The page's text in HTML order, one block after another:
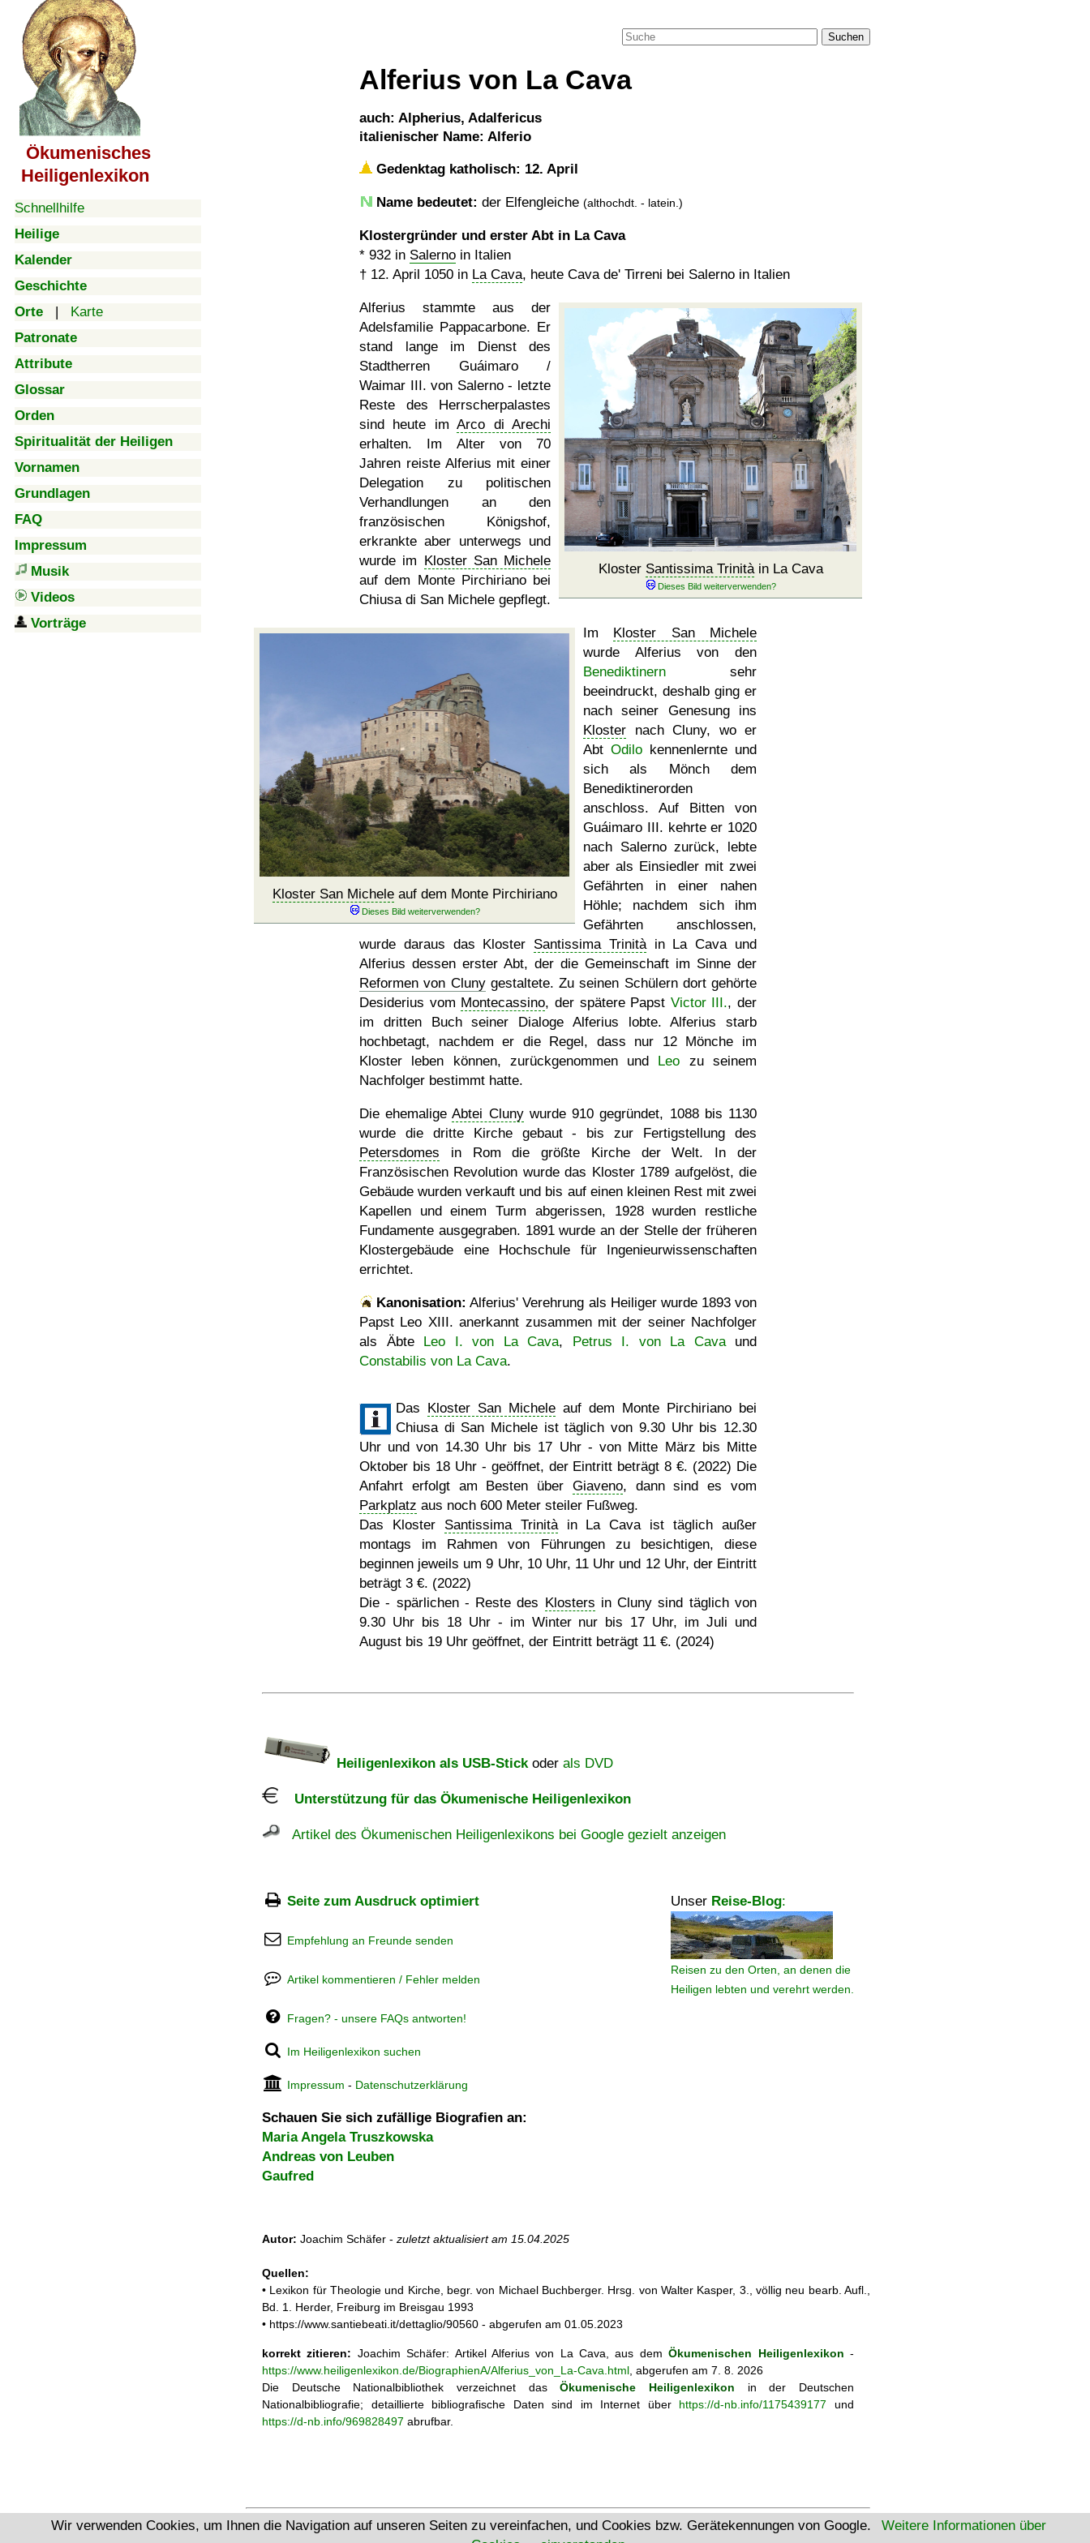
Ökumenisches
Heiligenlexikon
Schnellhilfe
Heilige
Kalender
Geschichte
Orte | Karte
Patronate
Attribute
Glossar
Orden
Spiritualität der Heiligen
Vornamen
Grundlagen
FAQ
Impressum
Musik
Videos
Vorträge
Suchen
Alferius von La Cava
auch: Alpherius, Adalfericus
italienischer Name: Alferio
Gedenktag katholisch: 12. April
Name bedeutet: der Elfengleiche (althochdt. - latein.)
Klostergründer und erster Abt in La Cava
* 932 in Salerno in Italien
† 12. April 1050 in La Cava, heute Cava de' Tirreni bei Salerno in Italien
Kloster Santissima Trinitàin La Cava
Alferius stammte aus der
Adelsfamilie Pappacarbone. Er
stand lange im Dienst des
Stadtherren Guáimaro /
Waimar III. von Salerno - letzte
Reste des Herrscherpalastes
sind heute imArco di Arechi
erhalten. Im Alter von 70
Jahren reiste Alferius mit einer
Delegation zu politischen
Verhandlungen an den
französischen Königshof,
erkrankte aber unterwegs und
wurde im Kloster San Michele
auf dem Monte Pirchiriano bei
Chiusa di San Michele gepflegt.
Kloster San Micheleauf dem Monte Pirchiriano
Im Kloster San Michele
wurde Alferius von den
Benediktinern sehr
beeindruckt, deshalb ging er
nach seiner Genesung ins
Kloster nach Cluny, wo er
Abt Odilo kennenlernte und
sich als Mönch dem
Benediktinerorden
anschloss. Auf Bitten von
Guáimaro III. kehrte er 1020
nach Salerno zurück, lebte
aber als Einsiedler mit zwei
Gefährten in einer nahen
Höhle; nachdem sich ihm
Gefährten anschlossen,
wurde daraus das Kloster Santissima Trinitàin La Cava und
Alferius dessen erster Abt, der die Gemeinschaft im Sinne der
Reformen von Clunygestaltete. Zu seinen Schülern dort gehörte
Desiderius vom Montecassino, der spätere Papst Victor III., der
im dritten Buch seiner Dialoge Alferius lobte. Alferius starb
hochbetagt, nachdem er die Regel, dass nur 12 Mönche im
Kloster leben können, zurückgenommen und Leo zu seinem
Nachfolger bestimmt hatte.
Die ehemaligeAbtei Clunywurde 910 gegründet, 1088 bis 1130
wurde die dritte Kirche gebaut - bis zur Fertigstellung des
Petersdomes in Rom die größte Kirche der Welt. In der
Französischen Revolution wurde das Kloster 1789 aufgelöst, die
Gebäude wurden verkauft und bis auf einen kleinen Rest mit zwei
Kapellen und einem Turm abgerissen, 1928 wurden restliche
Fundamente ausgegraben. 1891 wurde an der Stelle der früheren
Klostergebäude eine Hochschule für Ingenieurwissenschaften
errichtet.
Kanonisation: Alferius' Verehrung als Heiliger wurde 1893von
Papst Leo XIII. anerkannt zusammen mit der seiner Nachfolger
als Äbte Leo I. von La Cava, Petrus I. von La Cavaund
Constabilis von La Cava.
Das Kloster San Michele auf dem Monte Pirchiriano bei
Chiusa di San Michele ist täglich von 9.30 Uhr bis 12.30
Uhr und von 14.30 Uhr bis 17 Uhr - von Mitte März bis Mitte
Oktober bis 18 Uhr - geöffnet, der Eintritt beträgt 8 €. (2022) Die
Anfahrt erfolgt am Besten über Giaveno, dann sind es vom
Parkplatz aus noch 600 Meter steiler Fußweg.
Das Kloster Santissima Trinitàin La Cava ist täglich außer
montags im Rahmen von Führungen zu besichtigen, diese
beginnen jeweils um 9 Uhr, 10 Uhr, 11 Uhr und 12 Uhr, der Eintritt
beträgt 3 €. (2022)
Die - spärlichen - Reste des Klosters in Cluny sind täglich von
9.30 Uhr bis 18 Uhr - im Winter nur bis 17 Uhr, im Juli und
August bis 19 Uhr geöffnet, der Eintritt beträgt 11 €. (2024)
Heiligenlexikon als USB-Stickoder als DVD
Unterstützung für das Ökumenische Heiligenlexikon
Artikel des Ökumenischen Heiligenlexikons bei Google gezielt anzeigen
Seite zum Ausdruck optimiert Unser Reise-Blog:
Reisen zu den Orten, an denen die
Heiligen lebten und verehrt werden.
Empfehlung an Freunde senden
Artikel kommentieren / Fehler melden
Fragen? - unsere FAQs antworten!
Im Heiligenlexikon suchen
Impressum - Datenschutzerklärung
Schauen Sie sich zufällige Biografien an:
Maria Angela Truszkowska
Andreas von Leuben
Gaufred
Autor: Joachim Schäfer - zuletzt aktualisiert am 15.04.2025
Quellen:
• Lexikon für Theologie und Kirche, begr. von Michael Buchberger. Hrsg. von Walter Kasper, 3., völlig neu bearb. Aufl.,
Bd. 1. Herder, Freiburg im Breisgau 1993
• https://www.santiebeati.it/dettaglio/90560 - abgerufen am 01.05.2023
korrekt zitieren: Joachim Schäfer: Artikel Alferius von La Cava, aus demÖkumenischen Heiligenlexikon -
https://www.heiligenlexikon.de/BiographienA/Alferius_von_La-Cava.html , abgerufen am 7. 8. 2026
Die Deutsche Nationalbibliothek verzeichnet dasÖkumenische Heiligenlexikon in der Deutschen
Nationalbibliografie; detaillierte bibliografische Daten sind im Internet über https://d-nb.info/1175439177 und
https://d-nb.info/969828497 abrufbar.
Ökumenisches Heiligenlexikon
Wir verwenden Cookies, um Ihnen die Navigation auf unseren Seiten zu vereinfachen, und Cookies bzw. Gerätekennungen von Google.
Weitere Informationen über